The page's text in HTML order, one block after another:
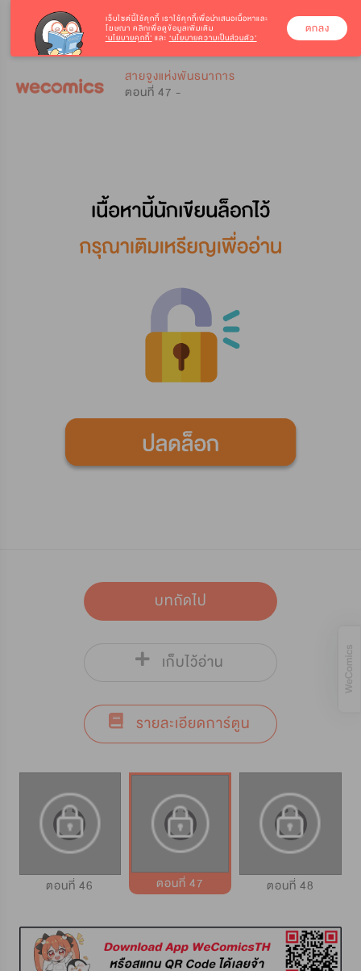
สายจูงแห่งพันธนาการ
ตอนที่ 47 -
บทถัดไป
เก็บไว้อ่าน
รายละเอียดการ์ตูน
ตอนที่ 46 ตอนที่ 47 ตอนที่ 48
เว็บไซต์นี้ใช้คุกกี้ เราใช้คุกกี้เพื่อนำเสนอเนื้อหาและ
โฆษณา คลิกเพื่อดูข้อมูลเพิ่มเติม
‘นโยบายคุกกี้’ และ ‘นโยบายความเป็นส่วนตัว’
ตกลง